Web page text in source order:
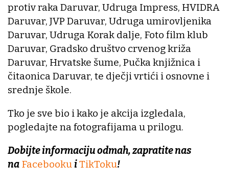
protiv raka Daruvar, Udruga Impress, HVIDRA
Daruvar, JVP Daruvar, Udruga umirovljenika
Daruvar, Udruga Korak dalje, Foto film klub
Daruvar, Gradsko društvo crvenog križa
Daruvar, Hrvatske šume, Pučka knjižnica i
čitaonica Daruvar, te dječji vrtići i osnovne i
srednje škole.
Tko je sve bio i kako je akcija izgledala,
pogledajte na fotografijama u prilogu.
Dobijte informaciju odmah, zapratite nas
na FacebookuiTikToku!